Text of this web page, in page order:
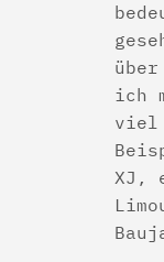
ich
viel
XJ,